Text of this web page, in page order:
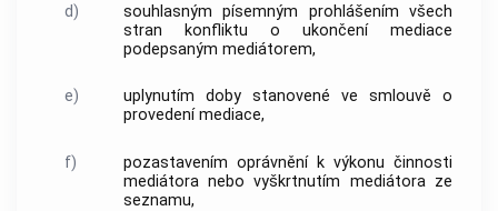
d)
souhlasným písemným prohlášením všech
stran konfliktu o ukončení mediace
podepsaným mediátorem,
e) uplynutím doby stanovené ve smlouvě o
provedení mediace,
f)
pozastavením oprávnění k výkonu činnosti
mediátora nebo vyškrtnutím mediátora ze
seznamu,